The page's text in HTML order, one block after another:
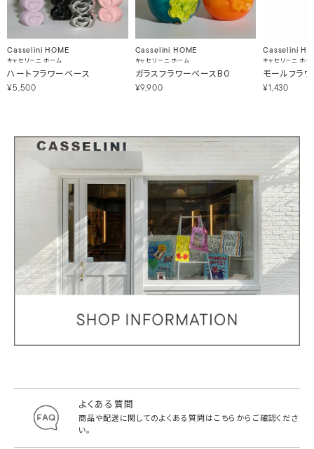
Casselini HOME
キャセリーニ ホーム
ハートフラワーベース
¥5,500
Casselini HOME
キャセリーニ ホーム
ガラスフラワーベースBO
¥9,900
Casselini
キャセリーニ ホー
モールフラ
¥1,430
よくある質問
商品や配送に関してのよくある質問はこちらからご確認くださ
い。